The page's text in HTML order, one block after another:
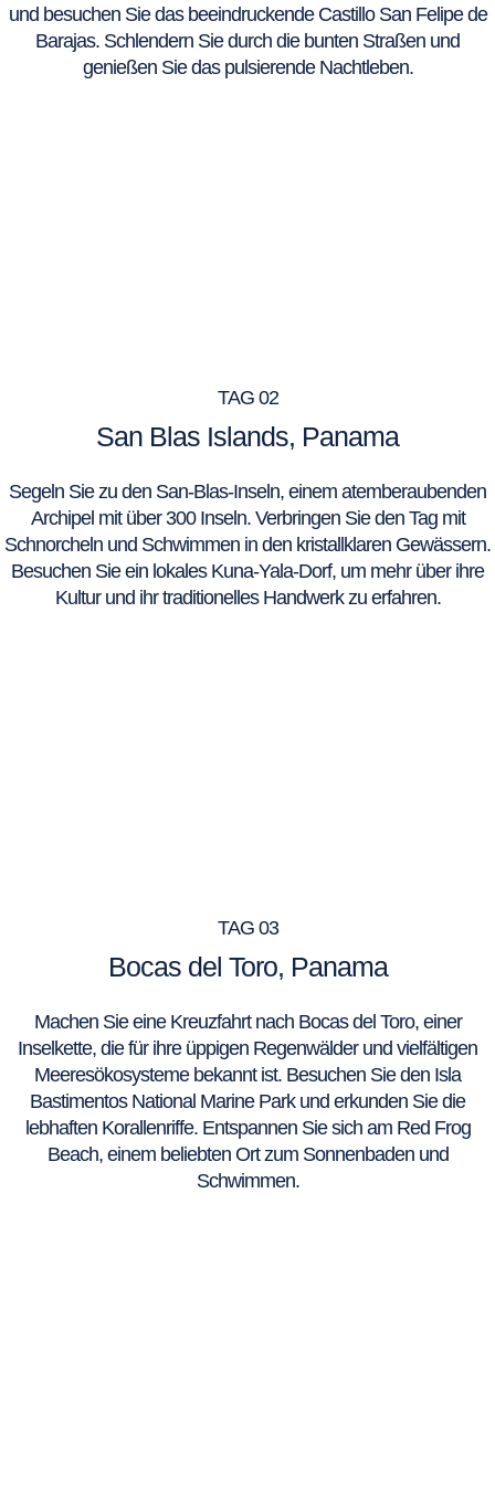
und besuchen Sie das beeindruckende Castillo San Felipe de
Barajas. Schlendern Sie durch die bunten Straßen und
genießen Sie das pulsierende Nachtleben.
TAG 02
San Blas Islands, Panama
Segeln Sie zu den San-Blas-Inseln, einem atemberaubenden
Archipel mit über 300 Inseln. Verbringen Sie den Tag mit
Schnorcheln und Schwimmen in den kristallklaren Gewässern.
Besuchen Sie ein lokales Kuna-Yala-Dorf, um mehr über ihre
Kultur und ihr traditionelles Handwerk zu erfahren.
TAG 03
Bocas del Toro, Panama
Machen Sie eine Kreuzfahrt nach Bocas del Toro, einer
Inselkette, die für ihre üppigen Regenwälder und vielfältigen
Meeresökosysteme bekannt ist. Besuchen Sie den Isla
Bastimentos National Marine Park und erkunden Sie die
lebhaften Korallenriffe. Entspannen Sie sich am Red Frog
Beach, einem beliebten Ort zum Sonnenbaden und
Schwimmen.